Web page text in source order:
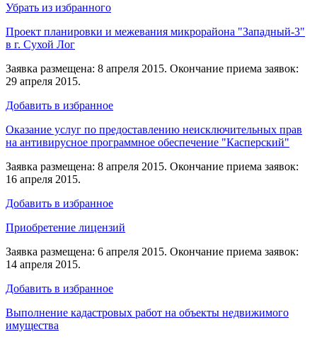
Убрать из избранного
Проект планировки и межевания микрорайона "Западный-3"
в г. Сухой Лог
Заявка размещена: 8 апреля 2015. Окончание приема заявок:
29 апреля 2015.
Добавить в избранное
Оказание услуг по предоставлению неисключительных прав
на антивирусное программное обеспечение "Касперский"
Заявка размещена: 8 апреля 2015. Окончание приема заявок:
16 апреля 2015.
Добавить в избранное
Приобретение лицензий
Заявка размещена: 6 апреля 2015. Окончание приема заявок:
14 апреля 2015.
Добавить в избранное
Выполнение кадастровых работ на объекты недвижимого
имущества